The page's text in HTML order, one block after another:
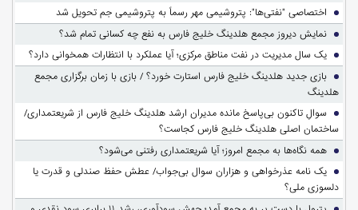
اختصاصی "نفتی‌ها": پتروشیمی مهر رسماً به پتروشیمی جم تحویل شد
نمایش دیروز مجمع هلدینگ خلیج فارس به نفع چه کسانی تمام شد؟
یک سال مدیریت در نفت مناطق مرکزی؛ آیا عملکرد با انتظارات همخوانی دارد؟
بازی جدید هلدینگ خلیج فارس استارت خورد؟ / بازی با زمان برگزاری مجمع
هلدینگ
سوالِ تاکنون بی‌پاسخ مانده مدیران ارشد هلدینگ خلیج فارس از شریعتمداری/
ساختمان اصلی هلدینگ خلیج فارس کجاست؟
همه نگاه‌ها به مجمع امروز؛ آیا شریعتمداری رفتنی می‌شود؟
یک نامه عذرخواهی و هزاران سوال بی‌جواب/ عطش حفظ صندلی و قدرت یا
دلسوزی ملی؟